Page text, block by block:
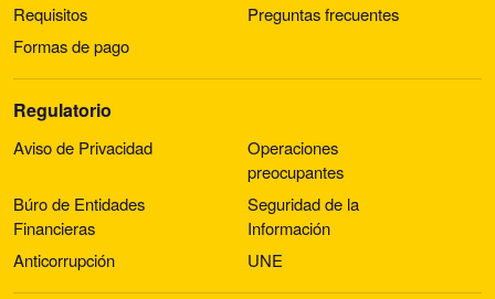
Requisitos
Preguntas frecuentes
Formas de pago
Regulatorio
Aviso de Privacidad
Operaciones
preocupantes
Búro de Entidades
Financieras
Seguridad de la
Información
Anticorrupción
UNE